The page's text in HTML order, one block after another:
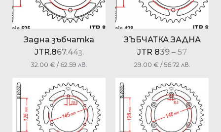
Задна зъбчатка
JTR.867.44з.
32.00 € / 62.59 лв.
ЗЪБЧАТКА ЗАДНА
JTR 839 – 57
29.00 € / 56.72 лв.